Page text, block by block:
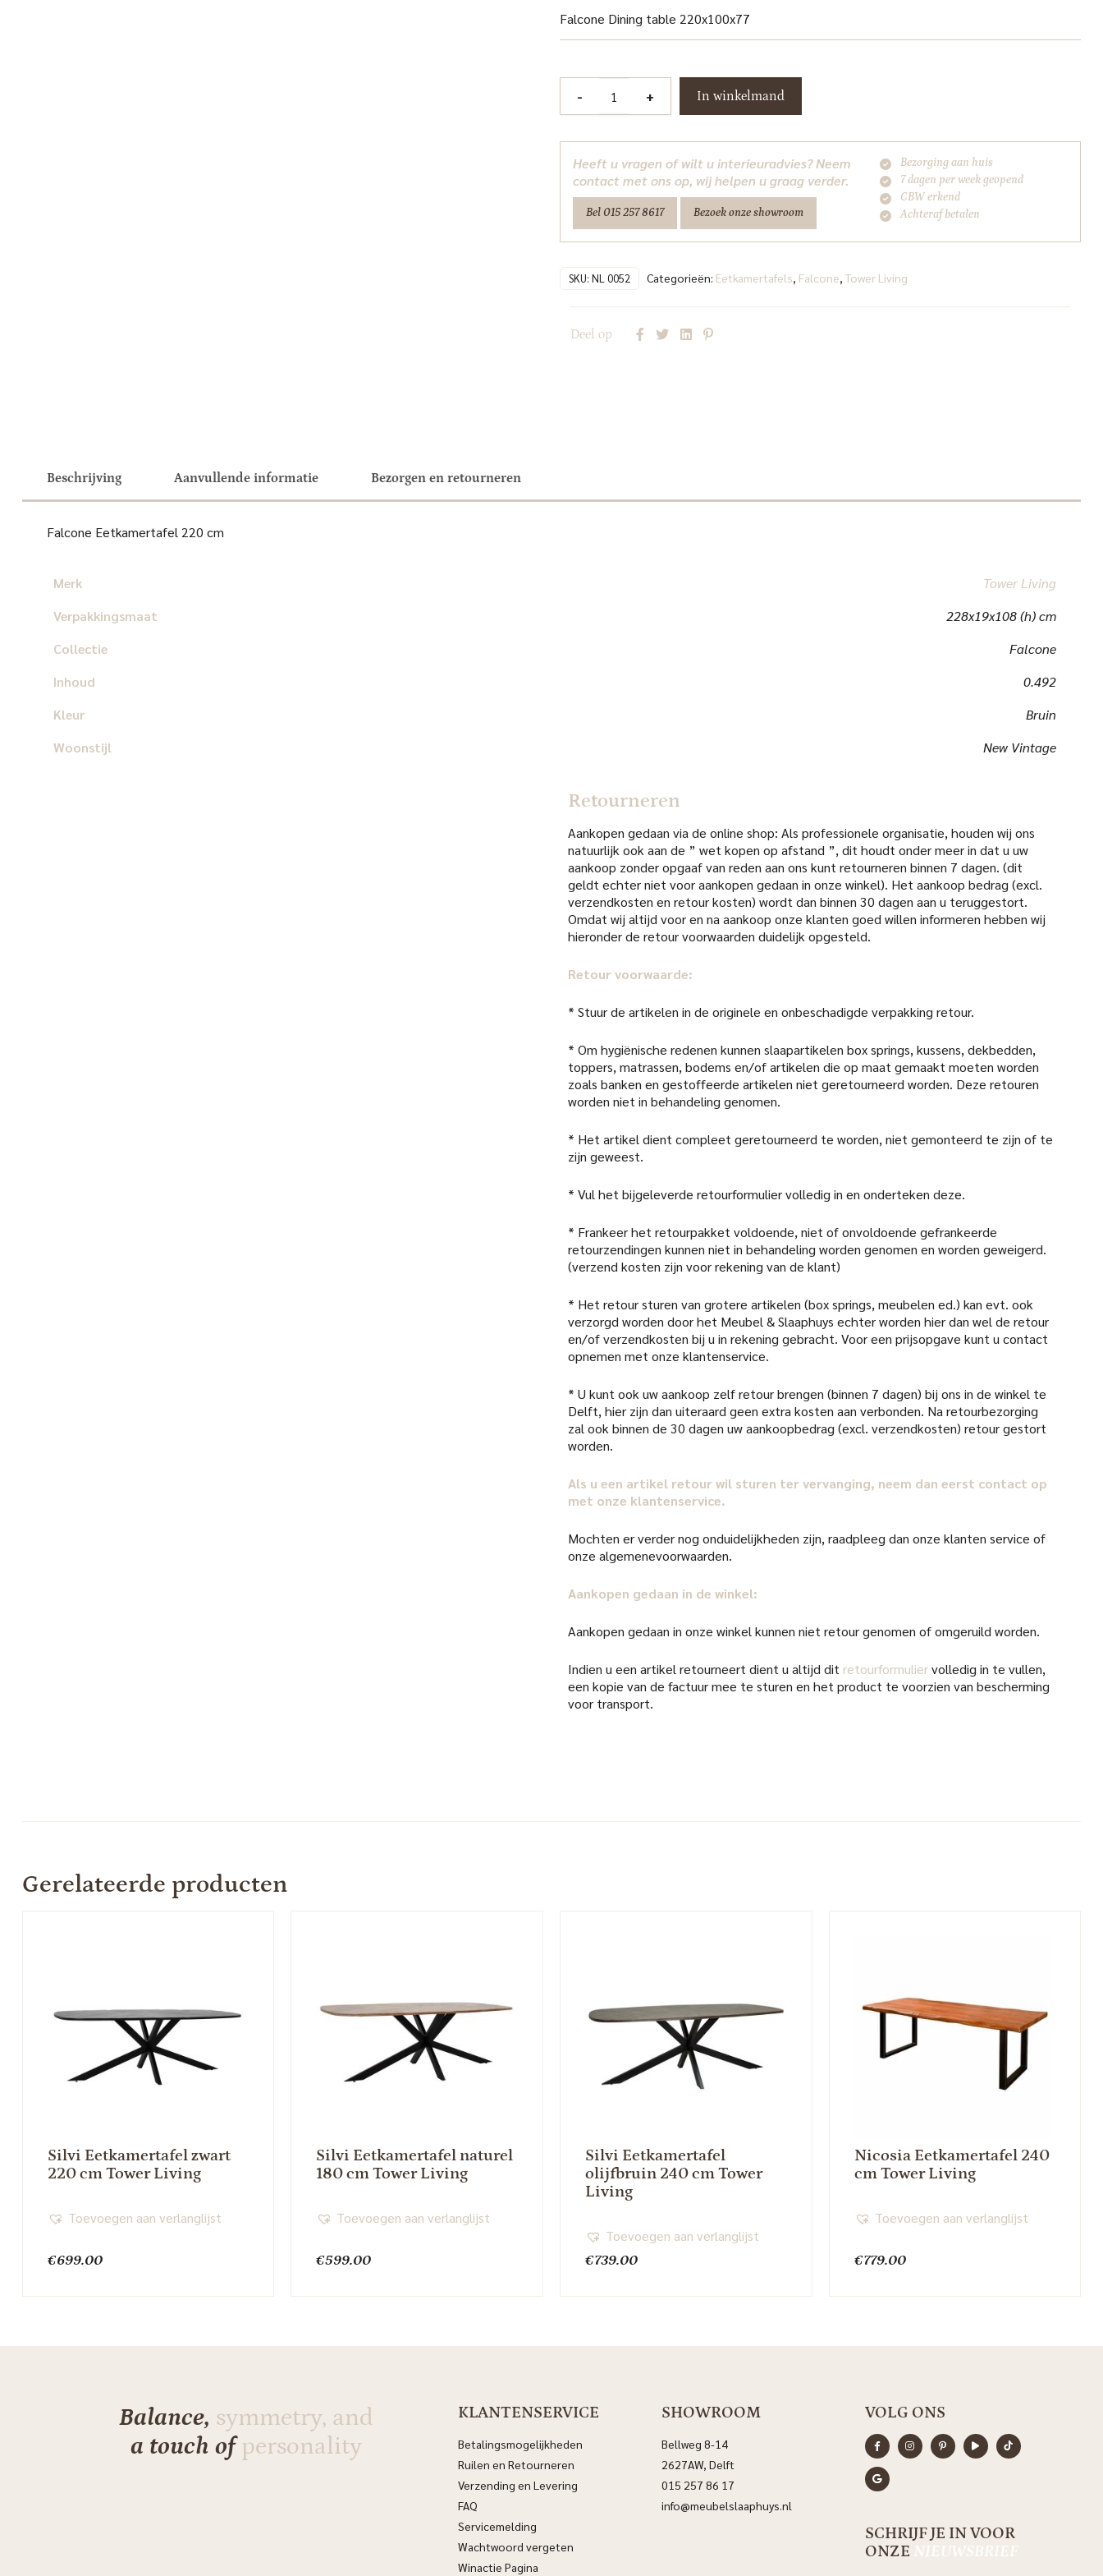
Falcone Dining table 220x100x77
-
Tower
Living
aantal
+ In winkelmand
Heeft u vragen of wilt u interieuradvies? Neem
contact met ons op, wij helpen u graag verder.
Bel 015 257 8617 Bezoek onze showroom
Bezorging aan huis
7 dagen per week geopend
CBW erkend
Achteraf betalen
SKU: NL 0052 Categorieën: Eetkamertafels, Falcone, Tower Living
Deel op
Beschrijving Aanvullende informatie Bezorgen en retourneren
Falcone Eetkamertafel 220 cm
Merk
Tower Living
Verpakkingsmaat
228x19x108 (h) cm
Collectie
Falcone
Inhoud
0.492
Kleur
Bruin
Woonstijl
New Vintage
Retourneren
Aankopen gedaan via de online shop: Als professionele organisatie, houden wij ons
natuurlijk ook aan de ” wet kopen op afstand ”, dit houdt onder meer in dat u uw
aankoop zonder opgaaf van reden aan ons kunt retourneren binnen 7 dagen. (dit
geldt echter niet voor aankopen gedaan in onze winkel). Het aankoop bedrag (excl.
verzendkosten en retour kosten) wordt dan binnen 30 dagen aan u teruggestort.
Omdat wij altijd voor en na aankoop onze klanten goed willen informeren hebben wij
hieronder de retour voorwaarden duidelijk opgesteld.
Retour voorwaarde:
* Stuur de artikelen in de originele en onbeschadigde verpakking retour.
* Om hygiënische redenen kunnen slaapartikelen box springs, kussens, dekbedden,
toppers, matrassen, bodems en/of artikelen die op maat gemaakt moeten worden
zoals banken en gestoffeerde artikelen niet geretourneerd worden. Deze retouren
worden niet in behandeling genomen.
* Het artikel dient compleet geretourneerd te worden, niet gemonteerd te zijn of te
zijn geweest.
* Vul het bijgeleverde retourformulier volledig in en onderteken deze.
* Frankeer het retourpakket voldoende, niet of onvoldoende gefrankeerde
retourzendingen kunnen niet in behandeling worden genomen en worden geweigerd.
(verzend kosten zijn voor rekening van de klant)
* Het retour sturen van grotere artikelen (box springs, meubelen ed.) kan evt. ook
verzorgd worden door het Meubel & Slaaphuys echter worden hier dan wel de retour
en/of verzendkosten bij u in rekening gebracht. Voor een prijsopgave kunt u contact
opnemen met onze klantenservice.
* U kunt ook uw aankoop zelf retour brengen (binnen 7 dagen) bij ons in de winkel te
Delft, hier zijn dan uiteraard geen extra kosten aan verbonden. Na retourbezorging
zal ook binnen de 30 dagen uw aankoopbedrag (excl. verzendkosten) retour gestort
worden.
Als u een artikel retour wil sturen ter vervanging, neem dan eerst contact op
met onze klantenservice.
Mochten er verder nog onduidelijkheden zijn, raadpleeg dan onze klanten service of
onze algemenevoorwaarden.
Aankopen gedaan in de winkel:
Aankopen gedaan in onze winkel kunnen niet retour genomen of omgeruild worden.
Indien u een artikel retourneert dient u altijd dit retourformuliervolledig in te vullen,
een kopie van de factuur mee te sturen en het product te voorzien van bescherming
voor transport.
Gerelateerde producten
Silvi Eetkamertafel zwart
220 cm Tower Living
€699.00
Toevoegen aan verlanglijst
Silvi Eetkamertafel naturel
180 cm Tower Living
€599.00
Toevoegen aan verlanglijst
Silvi Eetkamertafel
olijfbruin 240 cm Tower
Living
€739.00
Toevoegen aan verlanglijst
Nicosia Eetkamertafel 240
cm Tower Living
€779.00
Toevoegen aan verlanglijst
Balance, symmetry, and
a touch ofpersonality
KLANTENSERVICE
Betalingsmogelijkheden
Ruilen en Retourneren
Verzending en Levering
FAQ
Servicemelding
Wachtwoord vergeten
Winactie Pagina
SHOWROOM
Bellweg 8-14
2627AW, Delft
015 257 86 17
info@meubelslaaphuys.nl
VOLG ONS
SCHRIJF JE IN VOOR
ONZE NIEUWSBRIEF